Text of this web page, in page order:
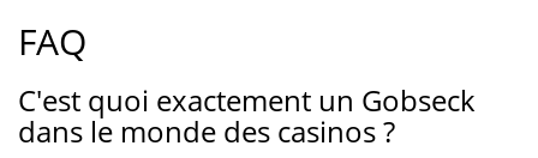
FAQ
C'est quoi exactement un Gobseck
dans le monde des casinos ?